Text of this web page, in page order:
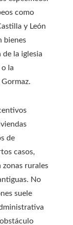
como
y León
bienes
la iglesia
la
de
casos,
zonas rurales
No
suele